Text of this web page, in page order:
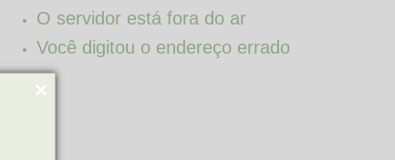
O servidor está fora do ar
Você digitou o endereço errado